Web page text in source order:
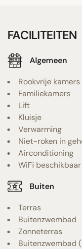
FACILITEITEN
Algemeen
Rookvrije kamers
Familiekamers
Lift
Kluisje
Verwarming
Niet-roken in
Airconditioning
WiFi
Buiten
Terras
Buitenzwembad
Zonneterras
Buitenzwembad